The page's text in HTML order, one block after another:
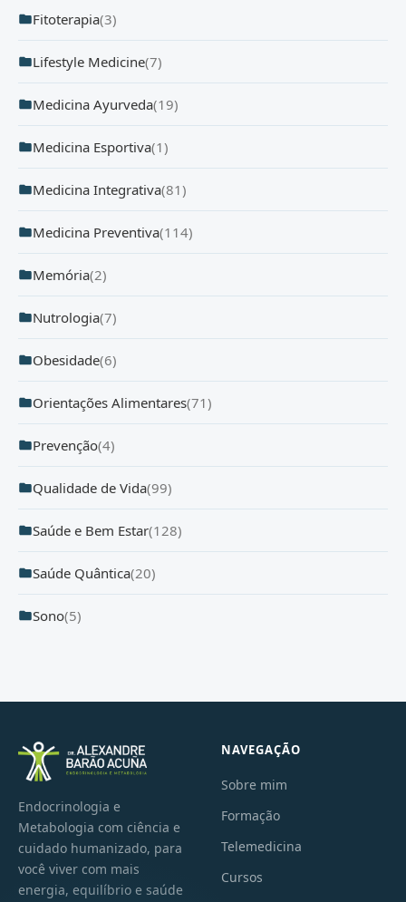
Fitoterapia(3)
Lifestyle Medicine(7)
Medicina Ayurveda(19)
Medicina Esportiva(1)
Medicina Integrativa(81)
Medicina Preventiva(114)
Memória(2)
Nutrologia(7)
Obesidade(6)
Orientações Alimentares(71)
Prevenção(4)
Qualidade de Vida(99)
Saúde e Bem Estar(128)
Saúde Quântica(20)
Sono(5)
Endocrinologia e
Metabologia com ciência e
cuidado humanizado, para
você viver com mais
energia, equilíbrio e saúde
NAVEGAÇÃO
Sobre mim
Formação
Telemedicina
Cursos